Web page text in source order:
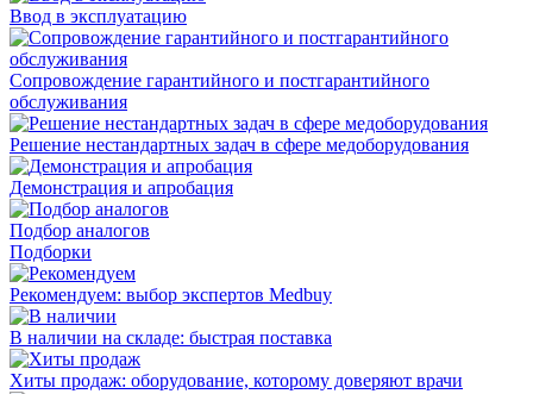
Ввод в эксплуатацию
Сопровождение гарантийного и постгарантийного
обслуживания
Решение нестандартных задач в сфере медоборудования
Демонстрация и апробация
Подбор аналогов
Подборки
Рекомендуем: выбор экспертов Medbuy
В наличии на складе: быстрая поставка
Хиты продаж: оборудование, которому доверяют врачи